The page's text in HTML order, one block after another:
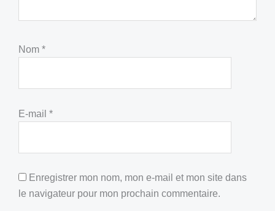
Nom *
E-mail *
Enregistrer mon nom, mon e-mail et mon site dans
le navigateur pour mon prochain commentaire.